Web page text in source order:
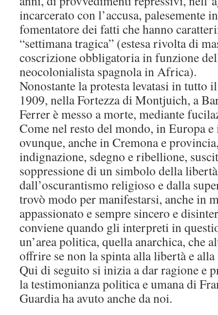
incarcerato con l’accusa, palesemente
fomentatore dei fatti che hanno
“settimana tragica” (estesa rivolta di
coscrizione obbligatoria in funzione
neocolonialista spagnola in Africa).
Nonostante la protesta levatasi in tutto
1909, nella Fortezza di Montjuich, a
Ferrer è messo a morte, mediante
Come nel resto del mondo, in Europa
ovunque, anche in Cremona e
indignazione, sdegno e ribellione,
soppressione di un simbolo della
dall’oscurantismo religioso e dalla
trovò modo per manifestarsi, anche in
appassionato e sempre sincero e
conviene quando gli interpreti in
un’area politica, quella anarchica, che
offrire se non la spinta alla libertà e
Qui di seguito si inizia a dar ragione e
la testimonianza politica e umana di
Guardia ha avuto anche da noi.